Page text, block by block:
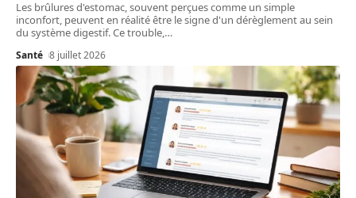
Les brûlures d'estomac, souvent perçues comme un simple
inconfort, peuvent en réalité être le signe d'un dérèglement au sein
du système digestif. Ce trouble, …
Santé 8 juillet 2026